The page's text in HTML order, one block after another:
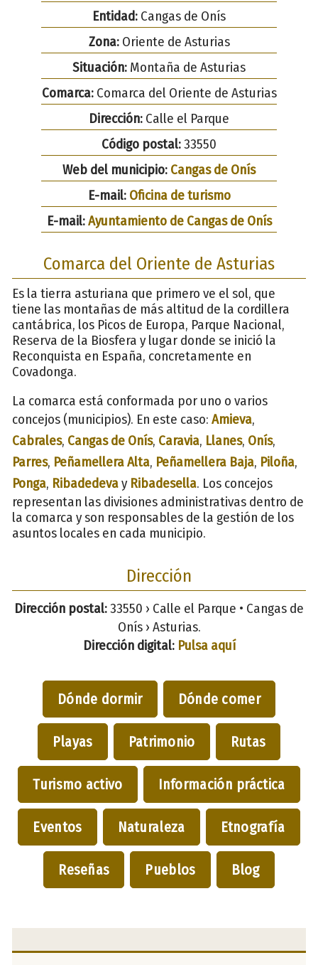
Entidad: Cangas de Onís
Zona:Oriente de Asturias
Situación: Montaña de Asturias
Comarca:Comarca del Oriente de Asturias
Dirección: Calle el Parque
Código postal:33550
Web del municipio: Cangas de Onís
E-mail: Oficina de turismo
E-mail:Ayuntamiento de Cangas de Onís
Comarca del Oriente de Asturias
Es la tierra asturiana que primero ve el sol, que
tiene las montañas de más altitud de la cordillera
cantábrica, los Picos de Europa, Parque Nacional,
Reserva de la Biosfera y lugar donde se inició la
Reconquista en España, concretamente en
Covadonga.
La comarca está conformada por uno o varios
concejos (municipios). En este caso: Amieva,
Cabrales, Cangas de Onís, Caravia, Llanes, Onís,
Parres, Peñamellera Alta, Peñamellera Baja, Piloña,
Ponga, Ribadedevay Ribadesella. Los concejos
representan las divisiones administrativas dentro de
la comarca y son responsables de la gestión de los
asuntos locales en cada municipio.
Dirección
Dirección postal:33550 › Calle el Parque • Cangas de
Onís › Asturias.
Dirección digital: Pulsa aquí
Dónde dormir Dónde comer
Playas Patrimonio Rutas
Turismo activo Información práctica
Eventos Naturaleza Etnografía
Reseñas Pueblos Blog